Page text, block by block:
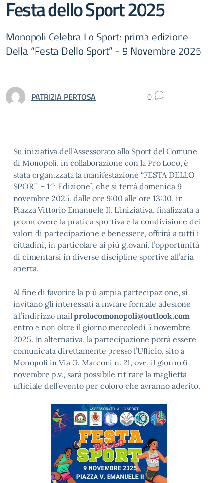
Festa dello Sport 2025
Monopoli Celebra Lo Sport: prima edizione
Della “Festa Dello Sport” - 9 Novembre 2025
PATRIZIA PERTOSA 0
Su iniziativa dell’Assessorato allo Sport del Comune
di Monopoli, in collaborazione con la Pro Loco, è
stata organizzata la manifestazione “FESTA DELLO
SPORT – 1^ Edizione”, che si terrà domenica 9
novembre 2025, dalle ore 9:00 alle ore 13:00, in
Piazza Vittorio Emanuele II. L’iniziativa, finalizzata a
promuovere la pratica sportiva e la condivisione dei
valori di partecipazione e benessere, offrirà a tutti i
cittadini, in particolare ai più giovani, l’opportunità
di cimentarsi in diverse discipline sportive all’aria
aperta.
Al fine di favorire la più ampia partecipazione, si
invitano gli interessati a inviare formale adesione
all’indirizzo mail prolocomonopoli@outlook.com
entro e non oltre il giorno mercoledì 5 novembre
2025. In alternativa, la partecipazione potrà essere
comunicata direttamente presso l’Ufficio, sito a
Monopoli in Via G. Marconi n. 21, ove, il giorno 6
novembre p.v., sarà possibile ritirare la maglietta
ufficiale dell’evento per coloro che avranno aderito.